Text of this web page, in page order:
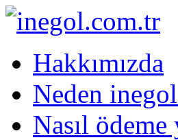
Hakkımızda
Neden
Nasıl ödeme